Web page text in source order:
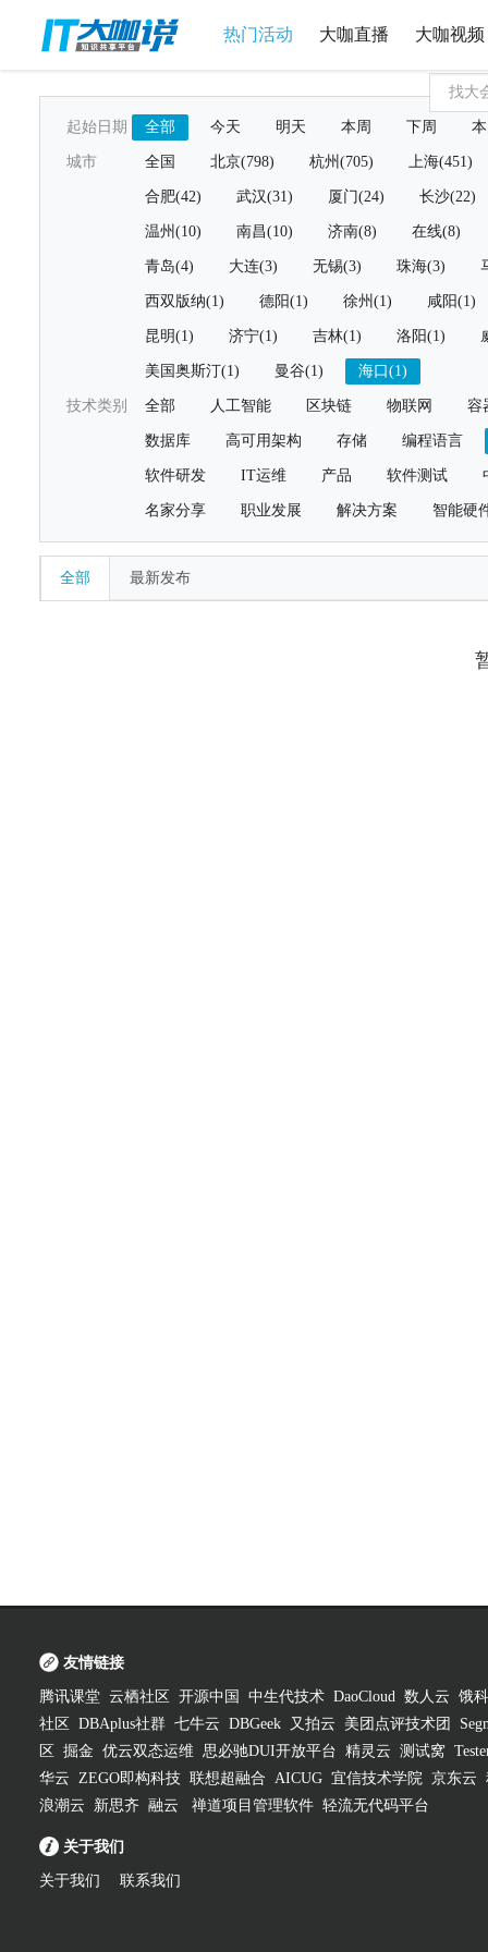
热门活动 大咖直播 大咖视频
起始日期 全部 今天 明天 本周 下周
城市 全国 北京(798) 杭州(705) 上海(451)
合肥(42) 武汉(31) 厦门(24) 长沙(22)
温州(10) 南昌(10) 济南(8) 在线(8)
青岛(4) 大连(3) 无锡(3) 珠海(3)
西双版纳(1) 德阳(1) 徐州(1) 咸阳(1)
昆明(1) 济宁(1) 吉林(1) 洛阳(1)
美国奥斯汀(1) 曼谷(1) 海口(1)
技术类别 全部 人工智能 区块链 物联网 容
数据库 高可用架构 存储 编程语言
软件研发 IT运维 产品 软件测试
名家分享 职业发展 解决方案 智能硬
全部 最新发布
友情链接
腾讯课堂 云栖社区 开源中国 中生代技术 DaoCloud 数人云 饿
社区
DBAplus社群 七牛云 DBGeek 又拍云 美团点评技术团
区
掘金 优云双态运维 思必驰DUI开放平台 精灵云 测试窝
华云 ZEGO即构科技 联想超融合 AICUG 宜信技术学院 京东云
浪潮云
新思齐 融云 禅道项目管理软件 轻流无代码平台
关于我们
关于我们 联系我们